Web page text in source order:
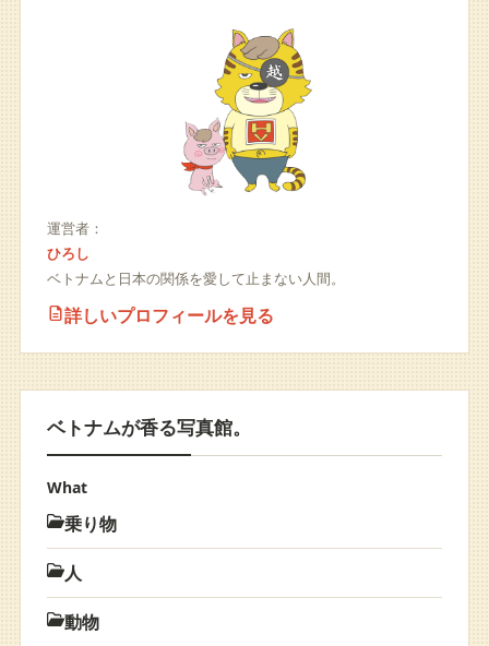
運営者：
ひろし
ベトナムと日本の関係を愛して止まない人間。
詳しいプロフィールを見る
ベトナムが香る写真館。
What
乗り物
人
動物